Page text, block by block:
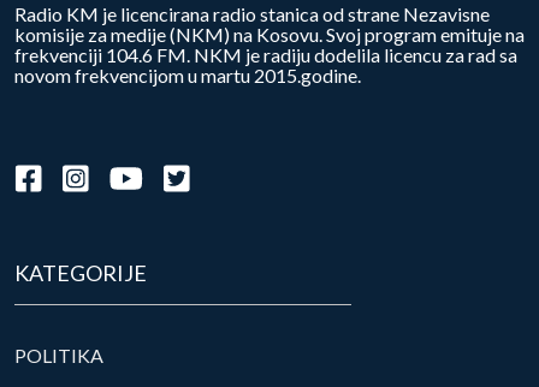
Radio KM je licencirana radio stanica od strane Nezavisne
komisije za medije (NKM) na Kosovu. Svoj program emituje na
frekvenciji 104.6 FM. NKM je radiju dodelila licencu za rad sa
novom frekvencijom u martu 2015.godine.
KATEGORIJE
POLITIKA